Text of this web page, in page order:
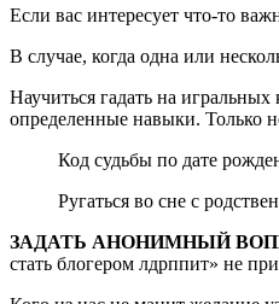
Если вас интересует что-то
В случае, когда одна или
Научиться гадать на
определенные навыки. Только
Код судьбы по дате
Ругаться во сне с
ЗАДАТЬ АНОНИМНЫЙ
стать блогером лдрппит» не